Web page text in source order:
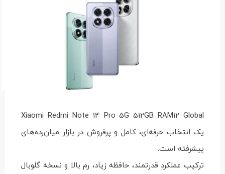
Xiaomi Redmi Note 14 Pro 5G 512GB RAM12 Global
یک انتخاب حرفه‌ای، کامل و پرفروش در بازار میان‌رده‌های
پیشرفته است.
ترکیب عملکرد قدرتمند، حافظه زیاد، رم بالا و نسخه گلوبال